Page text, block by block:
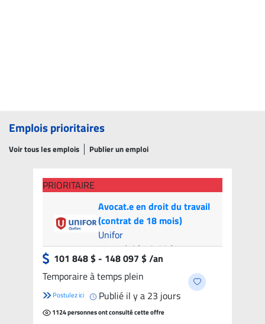
Emplois prioritaires
Voir tous les emplois Publier un emploi
PRIORITAIRE
Avocat.e en droit du travail
(contrat de 18 mois)
Unifor
Montréal (Hybride)- 9
candidats
101 848 $ - 148 097 $ /an
Temporaire à temps plein
Postulez ici Publié il y a 23 jours
1124 personnes ont consulté cette offre